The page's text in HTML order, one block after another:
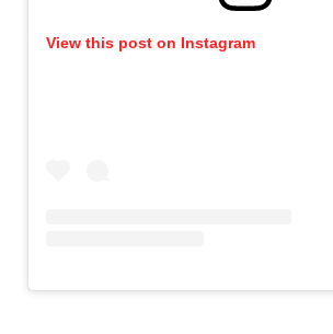
View this post on Instagram